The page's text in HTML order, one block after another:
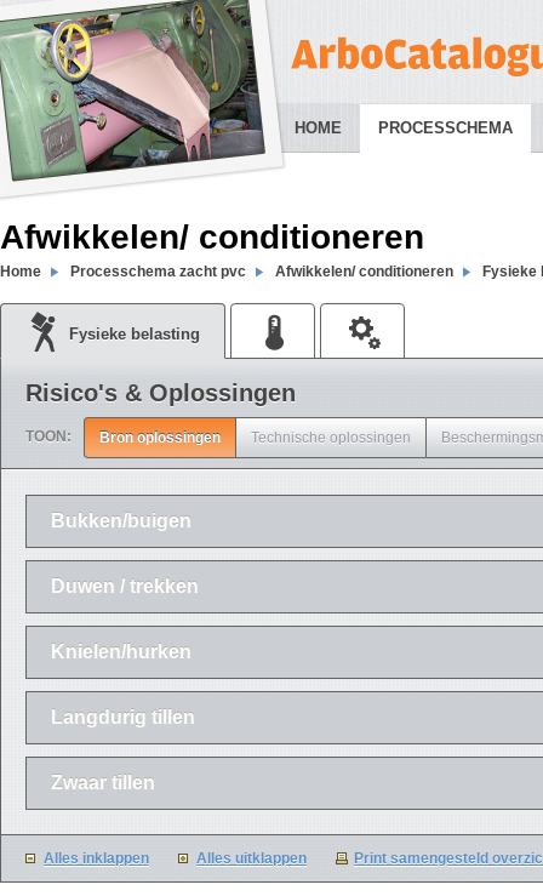
HOME PROCESSCHEMA
Afwikkelen/ conditioneren
Home Processchema zacht pvc Afwikkelen/ conditioneren Fysieke
Fysieke belasting
Risico's & Oplossingen
TOON: Bron oplossingen Technische oplossingen
Bukken/buigen
Duwen / trekken
Knielen/hurken
Langdurig tillen
Zwaar tillen
Alles inklappen Alles uitklappen Print samengesteld